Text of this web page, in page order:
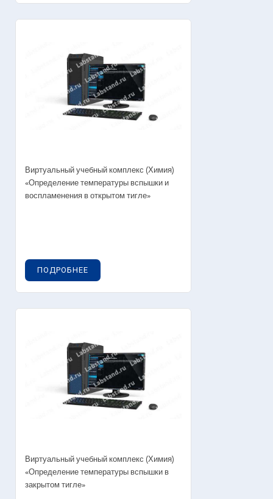
Виртуальный учебный комплекс (Химия)
«Определение температуры вспышки и
воспламенения в открытом тигле»
ПОДРОБНЕЕ
Виртуальный учебный комплекс (Химия)
«Определение температуры вспышки в
закрытом тигле»